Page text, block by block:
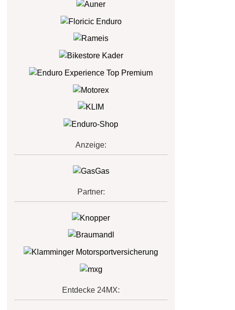
Anzeige:
Partner:
Entdecke 24MX: